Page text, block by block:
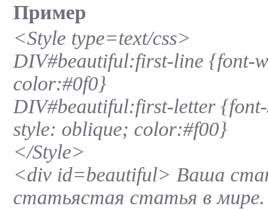
Пример
<Style type=text/css>
DIV#beautiful:first-line {font-
color:#0f0}
DIV#beautiful:first-letter
style: oblique; color:#f00}
</Style>
<div id=beautiful> Ваша
статьястая статья в